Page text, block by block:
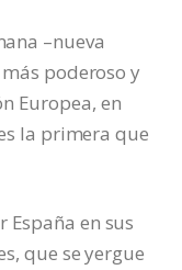
–nueva
poderoso y
Europea, en
la primera que
en sus
que se yergue